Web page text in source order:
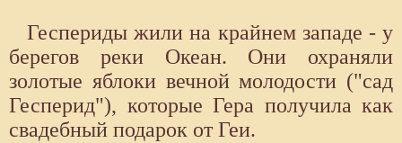
Геспериды жили на крайнем западе - у
берегов реки Океан. Они охраняли
золотые яблоки вечной молодости ("сад
Гесперид"), которые Гера получила как
свадебный подарок от Геи.